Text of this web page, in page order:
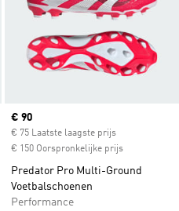
Current price
€ 90
€ 75 Laatste laagste prijs
€ 150 Oorspronkelijke prijs
Predator Pro Multi-Ground
Voetbalschoenen
Performance